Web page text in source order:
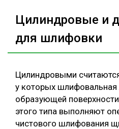
Цилиндровые и
для шлифовки
Цилиндровыми
у которых шлифовальная
образующей
этого типа выполняют
чистового шлифования